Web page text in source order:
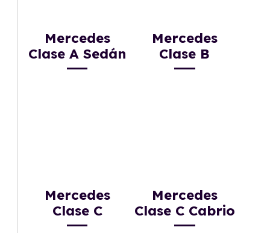
Mercedes
Clase A Sedán
Mercedes
Clase B
Mercedes
Clase C
Mercedes
Clase C Cabrio